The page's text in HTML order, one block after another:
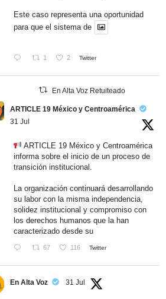
Este caso representa una oportunidad
para que el sistema de
1 2 Twitter
En Alta Voz Retuiteado
ARTICLE 19 México y Centroamérica
31 Jul
ARTICLE 19 México y Centroamérica
informa sobre el inicio de un proceso de
transición institucional.
La organización continuará desarrollando
su labor con la misma independencia,
solidez institucional y compromiso con
los derechos humanos que la han
caracterizado desde su
67 116 Twitter
En Alta Voz 31 Jul